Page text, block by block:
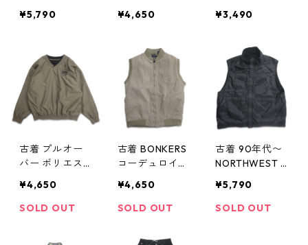
ンツ ジーンズ
gd403884n w4
1102
¥5,790
ハーフジップ
ジャケット 表
記：L gd403
880n w41101
¥4,650
リエステル ジ
ビー 表記：L
gd403878n w4
1101
¥3,490
古着 プルオー
バー ポリエス
ト Vジャン 表
記：L gd403
¥4,650
SOLD OUT
古着 BONKERS
コーデュロイ
ト ブラウン 表
記：M gd403
¥4,650
SOLD OUT
古着 90年代〜
NORTHWEST T
フリース ナイ
ロンベスト ブ
¥5,790
SOLD OUT